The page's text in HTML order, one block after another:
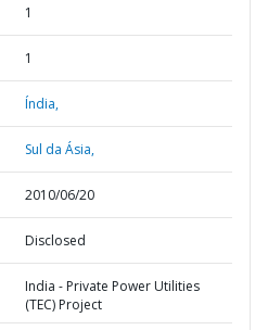
1
1
Índia,
Sul da Ásia,
2010/06/20
Disclosed
India - Private Power Utilities
(TEC) Project